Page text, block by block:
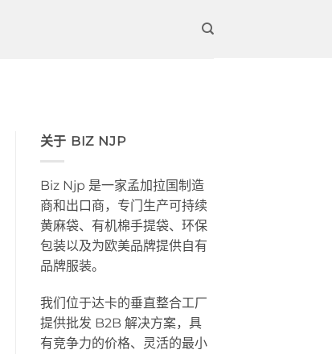
关于 BIZ NJP
Biz Njp 是一家孟加拉国制造
商和出口商，专门生产可持续
黄麻袋、有机棉手提袋、环保
包装以及为欧美品牌提供自有
品牌服装。
我们位于达卡的垂直整合工厂
提供批发 B2B 解决方案，具
有竞争力的价格、灵活的最小